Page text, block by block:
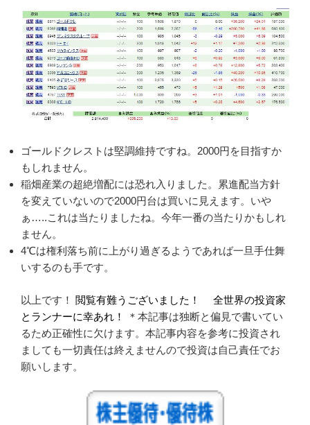
ゴールドクレストは堅調維持ですね。2000円を目指すか
もしれません。
稲畑産業の超絶増配には恐れ入りました。累進配当方針
を変えていないので2000円台は買いに見えます。いや
ぁ…..これは当たりましたね。今年一番の当たりかもしれ
ません。
4℃は権利落ち前に上がり過ぎるようであれば一旦手仕舞
いするのも手です。
以上です！ 閲覧有難うございました！
全世界の投資家
とランナーに幸あれ！
＊本記事は独断と偏見で書いてい
るため正確性に欠けます。本記事内容を参考に投資され
ましても一切責任は終えませんので投資は自己責任でお
願いします。